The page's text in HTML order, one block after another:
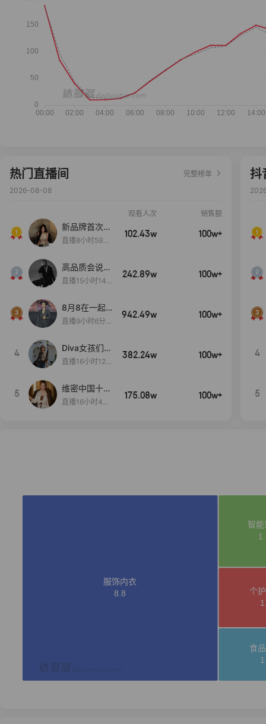
热门直播间
完整榜单
2026-08-08
观看人次 销售额
新品牌首次大
上新
直播8小时59分
102.43w 100w+
高品质会说
话….
直播15小时14
242.89w 100w+
8月8在一起
生日献礼盛典
直播9小时6分1
942.49w 100w+
4
Diva女孩们集
合啦~意大利
直播16小时12
382.24w 100w+
5
维密中国十周
年 与你如此
直播16小时48
175.08w 100w+
抖
4
5